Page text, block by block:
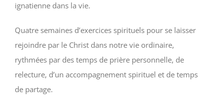
ignatienne dans la vie.
Quatre semaines d’exercices spirituels pour se laisser
rejoindre par le Christ dans notre vie ordinaire,
rythmées par des temps de prière personnelle, de
relecture, d’un accompagnement spirituel et de temps
de partage.